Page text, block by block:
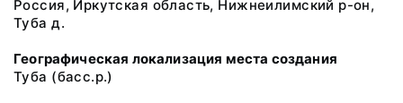
Россия, Иркутская область, Нижнеилимский р-он,
Туба д.
Географическая локализация места создания
Туба (басс.р.)